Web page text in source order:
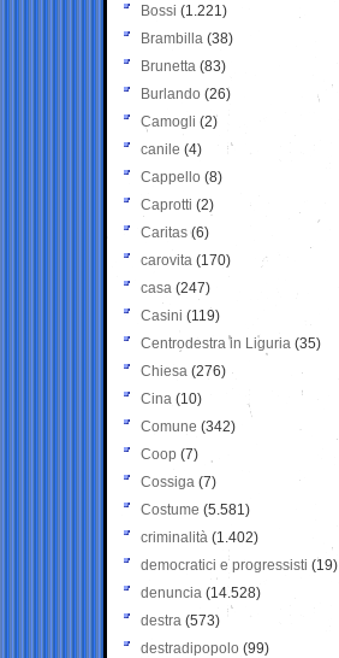
Bossi (1.221)
Brambilla (38)
Brunetta (83)
Burlando (26)
Camogli (2)
canile (4)
Cappello (8)
Caprotti (2)
Caritas (6)
carovita (170)
casa (247)
Casini (119)
Centrodestra in Liguria (35)
Chiesa (276)
Cina (10)
Comune (342)
Coop (7)
Cossiga (7)
Costume (5.581)
criminalità (1.402)
democratici e progressisti (19)
denuncia (14.528)
destra (573)
destradipopolo (99)